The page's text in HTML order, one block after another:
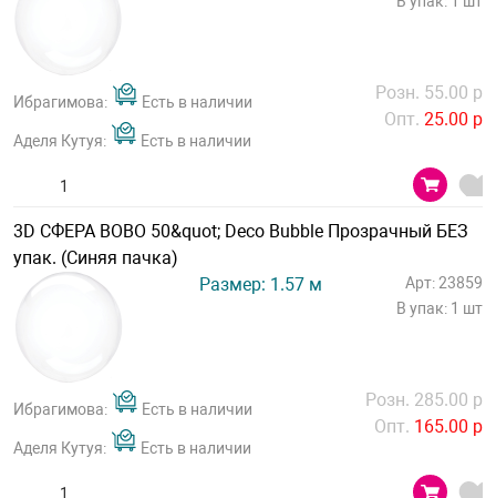
Ибрагимова: Есть в наличии
Аделя Кутуя: Есть в наличии
Розн. 55.00 р
Опт. 25.00 р
3D СФЕРА BOBO 50&quot; Deco Bubble Прозрачный БЕЗ
упак. (Синяя пачка)
Размер: 1.57 м
Арт: 23859
В упак: 1 шт
Ибрагимова: Есть в наличии
Аделя Кутуя: Есть в наличии
Розн. 285.00 р
Опт. 165.00 р